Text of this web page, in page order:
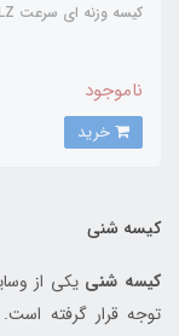
کيسه وزنه اي سرعت SKLZ
ناموجود
کیسه شنی
کیسه شنی یکی از
توجه قرار گرفته